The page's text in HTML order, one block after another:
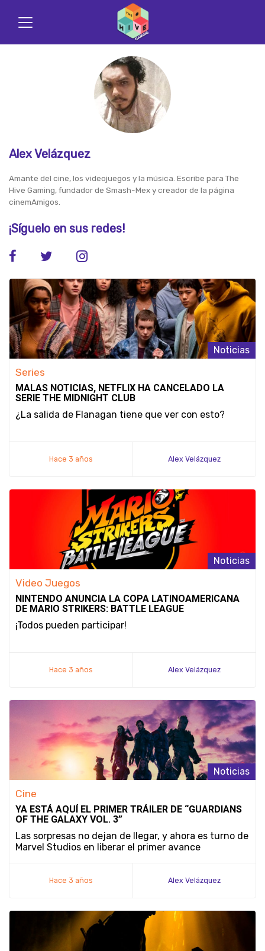
Alex Velázquez
Amante del cine, los videojuegos y la música. Escribe para The
Hive Gaming, fundador de Smash-Mex y creador de la página
cinemAmigos.
¡Síguelo en sus redes!
Noticias
Series
MALAS NOTICIAS, NETFLIX HA CANCELADO LA
SERIE THE MIDNIGHT CLUB
¿La salida de Flanagan tiene que ver con esto?
Hace 3 años Alex Velázquez
Noticias
Video Juegos
NINTENDO ANUNCIA LA COPA LATINOAMERICANA
DE MARIO STRIKERS: BATTLE LEAGUE
¡Todos pueden participar!
Hace 3 años Alex Velázquez
Noticias
Cine
YA ESTÁ AQUÍ EL PRIMER TRÁILER DE “GUARDIANS
OF THE GALAXY VOL. 3”
Las sorpresas no dejan de llegar, y ahora es turno de
Marvel Studios en liberar el primer avance
Hace 3 años Alex Velázquez